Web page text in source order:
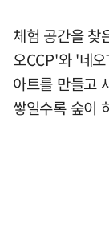
체험 공간을 찾
오CCP'와 '네
아트를 만들고
쌓일수록 숲이